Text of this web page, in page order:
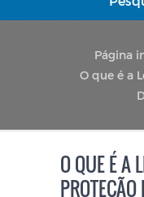
Página
O que é a
O QUE É A